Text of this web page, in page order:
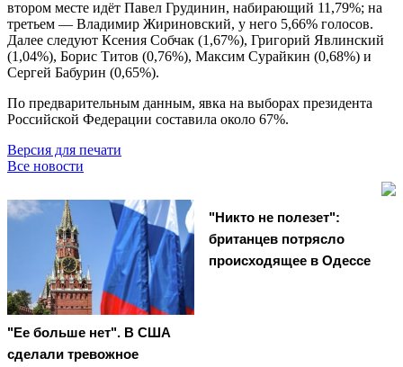
втором месте идёт Павел Грудинин, набирающий 11,79%; на
третьем — Владимир Жириновский, у него 5,66% голосов.
Далее следуют Ксения Собчак (1,67%), Григорий Явлинский
(1,04%), Борис Титов (0,76%), Максим Сурайкин (0,68%) и
Сергей Бабурин (0,65%).
По предварительным данным, явка на выборах президента
Российской Федерации составила около 67%.
Версия для печати
Все новости
"Ее больше нет". В США
сделали тревожное
"Никто не полезет":
британцев потрясло
происходящее в Одессе